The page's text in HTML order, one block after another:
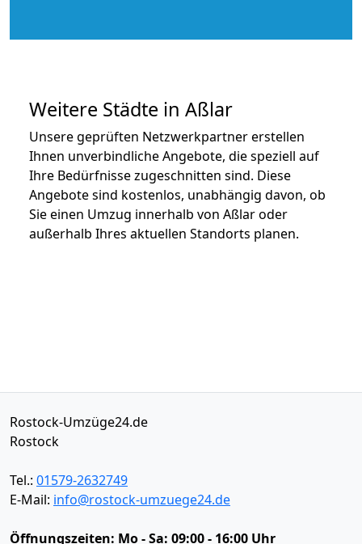
Weitere Städte in Aßlar
Unsere geprüften Netzwerkpartner erstellen
Ihnen unverbindliche Angebote, die speziell auf
Ihre Bedürfnisse zugeschnitten sind. Diese
Angebote sind kostenlos, unabhängig davon, ob
Sie einen Umzug innerhalb von Aßlar oder
außerhalb Ihres aktuellen Standorts planen.
Rostock-Umzüge24.de
Rostock
Tel.: 01579-2632749
E-Mail: info@rostock-umzuege24.de
Öffnungszeiten: Mo - Sa: 09:00 - 16:00 Uhr